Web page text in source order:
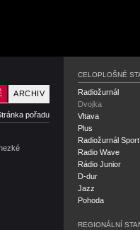
rozhlas Dvojka
ARCHIV
pořadu
CELOPLOŠNÉ
Radiožurnál
Dvojka
Vltava
Plus
Radiožurnál Sport
Radio Wave
Rádio Junior
D-dur
Jazz
Pohoda
REGIONÁLNÍ